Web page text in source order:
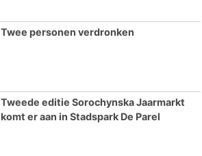
Twee personen verdronken
Tweede editie Sorochynska Jaarmarkt
komt er aan in Stadspark De Parel